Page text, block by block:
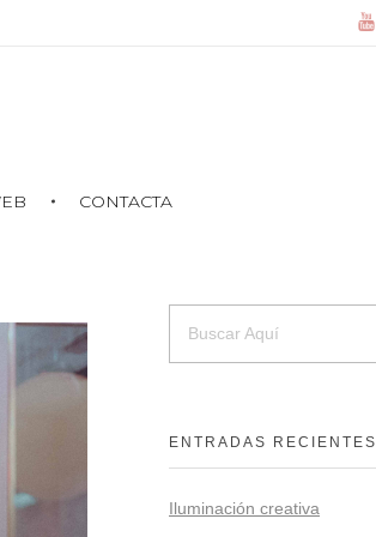
CONTACTA
ENTRADAS RECIENTES
Iluminación creativa